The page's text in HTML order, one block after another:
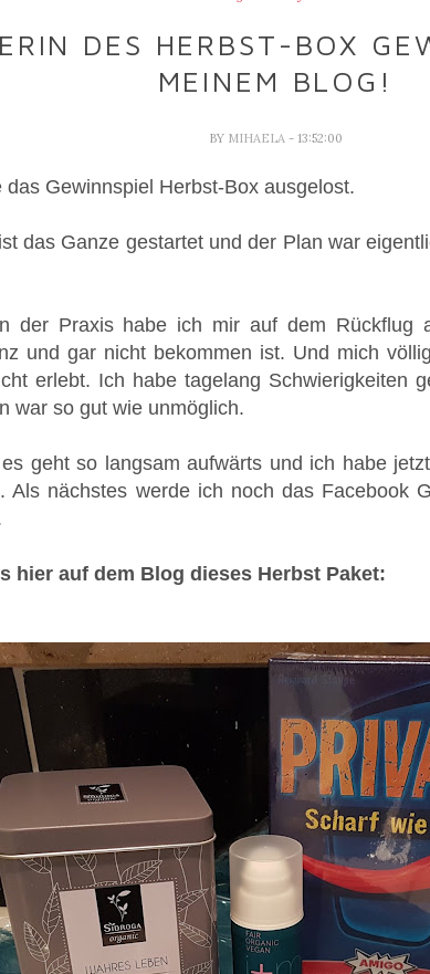
DES HERBST-BOX
MEINEM BLOG!
BY MIHAELA - 13:52:00
das Gewinnspiel Herbst-Box ausgelost.
das Ganze gestartet und der Plan war
der Praxis habe ich mir auf dem Rückflug
und gar nicht bekommen ist. Und mich
erlebt. Ich habe tagelang Schwierigkeiten
war so gut wie unmöglich.
geht so langsam aufwärts und ich habe
Als nächstes werde ich noch das Facebook
hier auf dem Blog dieses Herbst Paket: